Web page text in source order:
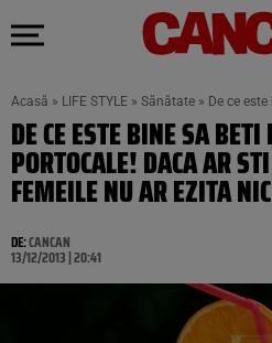
Acasă » LIFE STYLE » Sănătate » De ce
DE CE ESTE BINE SA
PORTOCALE! DACA AR
FEMEILE NU AR EZITA
DE:CANCAN
13/12/2013 | 20:41